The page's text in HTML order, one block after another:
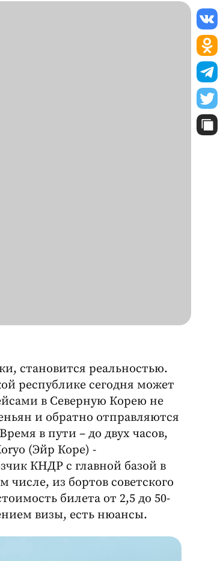
становится реальностью.
республике сегодня может
в Северную Корею не
и обратно отправляются
в пути – до двух часов,
(Эйр Коре) -
КНДР с главной базой в
из бортов советского
билета от 2,5 до 50-
визы, есть нюансы.